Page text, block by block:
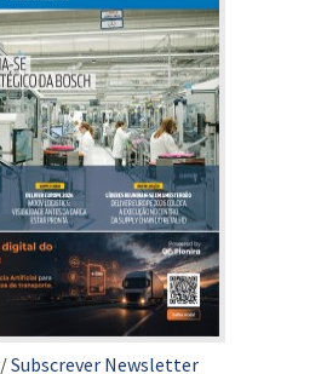
/Subscrever Newsletter